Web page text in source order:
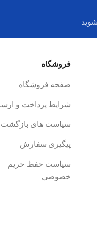
فروشگاه
صفحه فروشگاه
شرایط پرداخت و
سیاست های بازگشت
پیگیری سفارش
سیاست حفظ حریم
خصوصی